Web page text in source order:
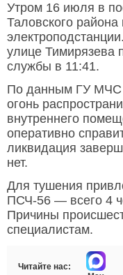
Утром 16 июля в
Таловского
улице Тимирязева
службы в 11:41.
По данным ГУ МЧС
огонь
внутреннего
оперативно
ликвидация
нет.
Для тушения
ПСЧ-56 — всего 4
Причины
специалистам.
Читайте нас: